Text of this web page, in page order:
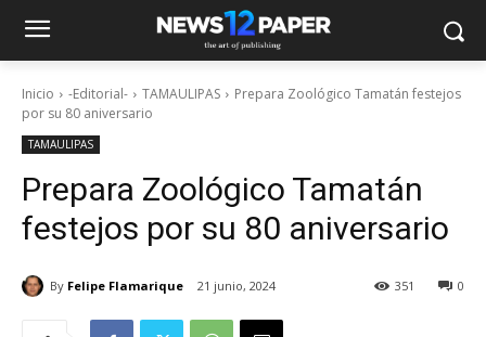
Inicio -Editorial- TAMAULIPAS
Prepara Zoológico Tamatán festejos
por su 80 aniversario
TAMAULIPAS
Prepara Zoológico Tamatán
festejos por su 80 aniversario
By Felipe Flamarique 21 junio, 2024 0
351